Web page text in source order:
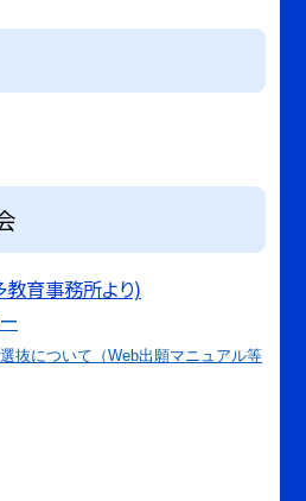
育事務所より)
抜について（Web出願マニュアル等